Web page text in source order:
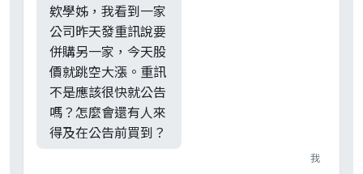
欸學姊，我看到一家
公司昨天發重訊說要
併購另一家，今天股
價就跳空大漲。重訊
不是應該很快就公告
嗎？怎麼會還有人來
得及在公告前買到？
我